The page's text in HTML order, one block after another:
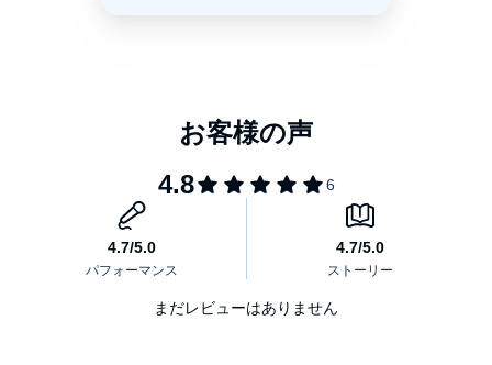
まだレビューはありません